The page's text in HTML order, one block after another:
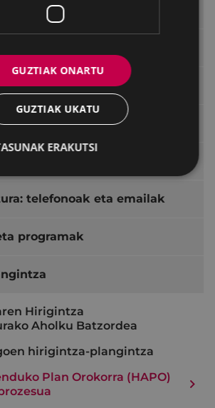
zerbitzuak
telefonoak eta emailak
programak
Hirigintza
Aholku Batzordea
hirigintza-plangintza
Plan Orokorra (HAPO)
GUZTIAK ONARTU
GUZTIAK UKATU
ERAKUTSI